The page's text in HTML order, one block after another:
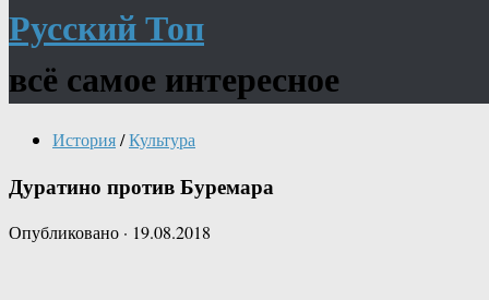
Русский Топ
всё самое интересное
История/Культура
Дуратино против Буремара
Опубликовано · 19.08.2018